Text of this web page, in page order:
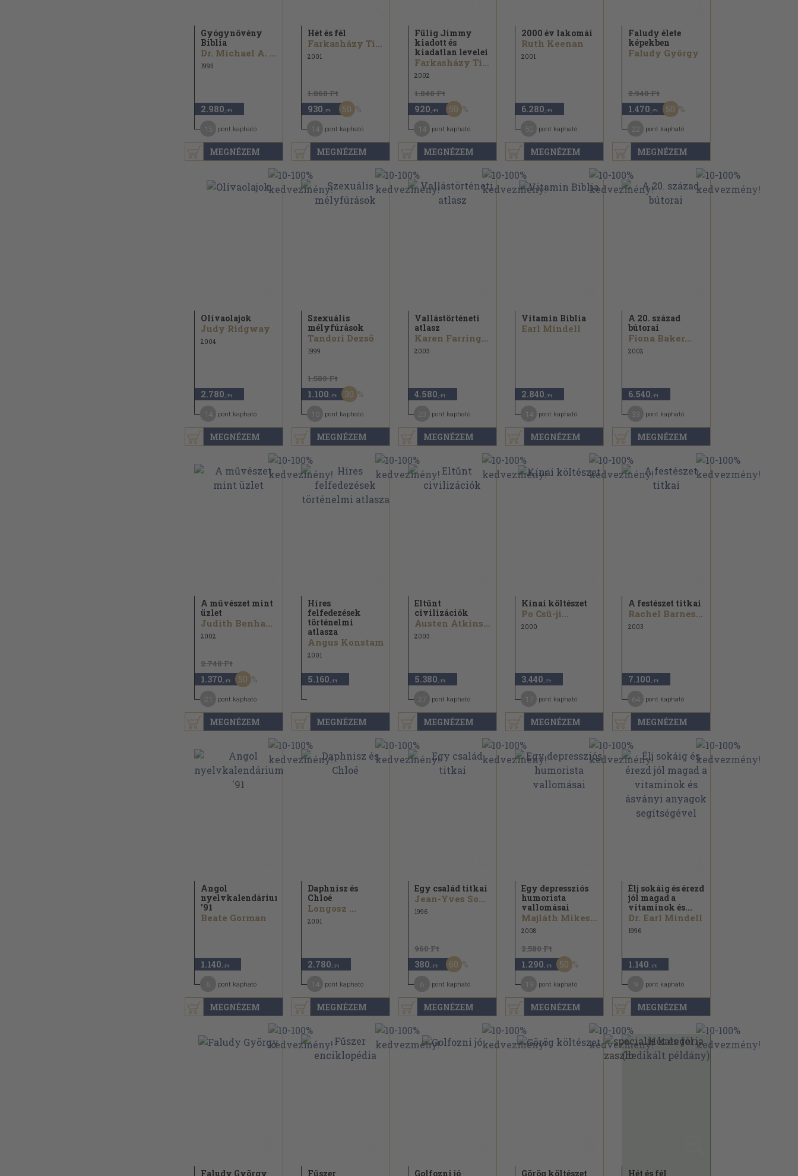
MEGNÉZEM
Gyógynövény
Biblia
Dr. Michael A. Weiner
1993
2.980 ,-Ft
pont kapható
MEGNÉZEM
Hét és fél
Farkasházy Tivadar
2001
1.860 Ft
930 ,-Ft 50
pont kapható
MEGNÉZEM
Fülig Jimmy
kiadott és
kiadatlan levelei
Farkasházy Tivadar
2002
1.840 Ft
920 ,-Ft 50
pont kapható
MEGNÉZEM
2000 év lakomái
Ruth Keenan
2001
6.280 ,-Ft
pont kapható
MEGNÉZEM
Faludy élete
képekben
Faludy György
2.940 Ft
1.470 ,-Ft 50
pont kapható
MEGNÉZEM
Olívaolajok
Judy Ridgway
2004
2.780 ,-Ft
pont kapható
MEGNÉZEM
Szexuális
mélyfúrások
Tandori Dezső
1999
1.580 Ft
1.100 ,-Ft 30
pont kapható
MEGNÉZEM
Vallástörténeti
atlasz
Karen Farrington
2003
4.580 ,-Ft
pont kapható
MEGNÉZEM
Vitamin Biblia
Earl Mindell
2.840 ,-Ft
pont kapható
MEGNÉZEM
A 20. század
bútorai
Fiona Baker...
2002
6.540 ,-Ft
pont kapható
MEGNÉZEM
A művészet mint
üzlet
Judith Benhamou-Huet
2002
2.740 Ft
1.370 ,-Ft 50
pont kapható
MEGNÉZEM
Híres
felfedezések
történelmi
atlasza
Angus Konstam
2001
5.160 ,-Ft
MEGNÉZEM
Eltűnt
civilizációk
Austen Atkinson
2003
5.380 ,-Ft
pont kapható
MEGNÉZEM
Kínai költészet
Po Csü-ji...
2000
3.440 ,-Ft
pont kapható
MEGNÉZEM
A festészet titkai
Rachel Barnes...
2003
7.100 ,-Ft
pont kapható
MEGNÉZEM
Angol
nyelvkalendárium
'91
Beate Gorman
1.140 ,-Ft
pont kapható
MEGNÉZEM
Daphnisz és
Chloé
Longosz ...
2001
2.780 ,-Ft
pont kapható
MEGNÉZEM
Egy család titkai
Jean-Yves Soucy...
1996
960 Ft
380 ,-Ft 60
pont kapható
MEGNÉZEM
Egy depressziós
humorista
vallomásai
Majláth Mikes László
2008
2.580 Ft
1.290 ,-Ft 50
pont kapható
MEGNÉZEM
Élj sokáig és érezd
jól magad a
vitaminok és...
Dr. Earl Mindell
1996
1.140 ,-Ft
pont kapható
Faludy György Fűszer Golfozni jó Görög költészet Hét és fél